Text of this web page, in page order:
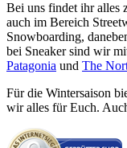
Bei uns findet ihr alles
auch im Bereich
Snowboarding,
bei Sneaker sind wir
Patagonia und The
Für die Wintersaison
wir alles für Euch.